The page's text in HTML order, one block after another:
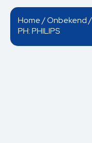
Home/Onbekend
PH: PHILIPS